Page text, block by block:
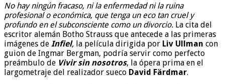
No hay ningún fracaso, ni la enfermedad ni la ruina
profesional o económica, que tenga un eco tan cruel y
profundo en el subconsciente como un divorcio. La cita del
escritor alemán Botho Strauss que antecede a las primeras
imágenes de Infiel, la película dirigida por Liv Ullman con
guion de Ingmar Bergman, podría servir como perfecto
preámbulo de Vivir sin nosotros, la ópera prima en el
largometraje del realizador sueco David Färdmar.